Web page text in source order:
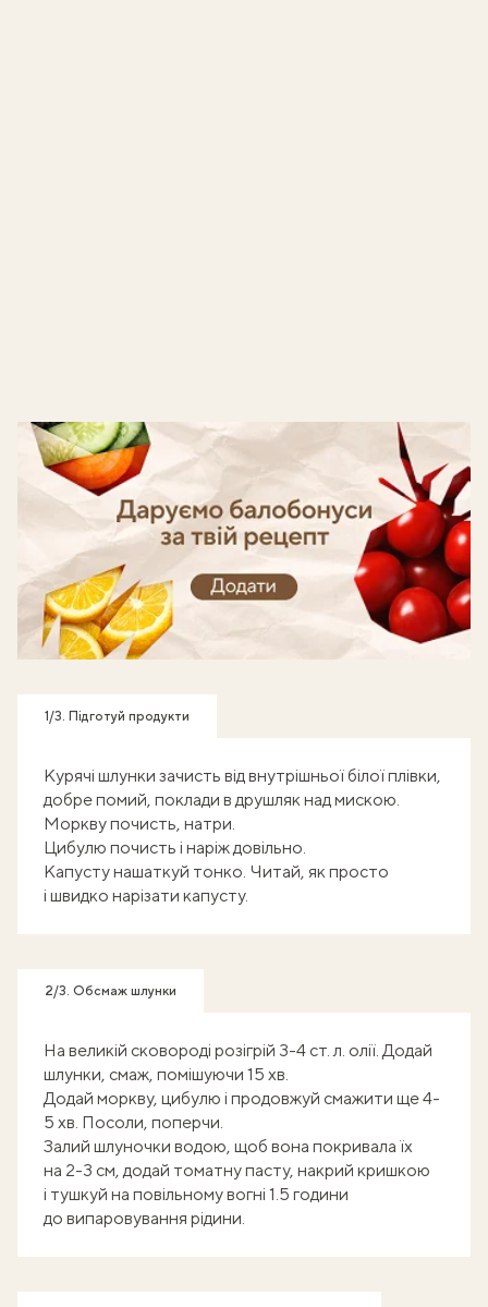
1/3. Підготуй продукти
Курячі шлунки зачисть від внутрішньої білої плівки,
добре помий, поклади в друшляк над мискою.
Моркву почисть, натри.
Цибулю почисть і наріж довільно.
Капусту нашаткуй тонко. Читай, якпросто
і швидко нарізати капусту.
2/3. Обсмаж шлунки
На великій сковороді розігрій 3-4 ст. л. олії. Додай
шлунки, смаж, помішуючи 15 хв.
Додай моркву, цибулю і продовжуй смажити ще 4-
5 хв. Посоли, поперчи.
Залий шлуночки водою, щоб вона покривала їх
на 2-3 см, додай томатну пасту, накрий кришкою
і тушкуй на повільному вогні 1.5 години
до випаровування рідини.